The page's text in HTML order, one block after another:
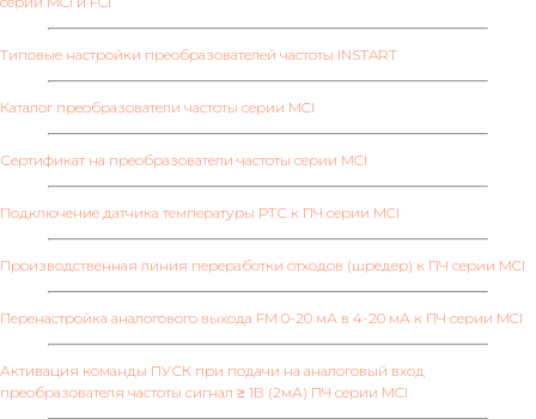
Типовые настройки преобразователей частоты INSTART
Каталог преобразователи частоты серии MCI
Сертификат на преобразователи частоты серии MCI
Подключение датчика температуры РТС к ПЧ серии MCI
Производственная линия переработки отходов (шредер) к ПЧ серии MCI
Перенастройка аналогового выхода FM 0-20 мА в 4-20 мА к ПЧ серии MCI
Активация команды ПУСК при подачи на аналоговый вход
преобразователя частоты сигнал ≥ 1В (2мА) ПЧ серии MCI